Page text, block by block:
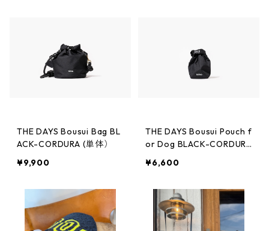
THE DAYS Bousui Bag BL
ACK-CORDURA (単体）
¥9,900
THE DAYS Bousui Pouch f
or Dog BLACK-CORDURA
¥6,600